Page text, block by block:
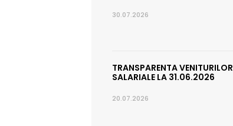
30.07.2026
TRANSPARENTA VENITURILOR
SALARIALE LA 31.06.2026
20.07.2026